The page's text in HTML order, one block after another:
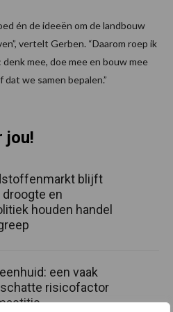
én de ideeën om de landbouw
vertelt Gerben. “Daarom roep ik
mee, doe mee en bouw mee
we samen bepalen.”
jou!
blijft
droogte en
houden handel
een vaak
risicofactor